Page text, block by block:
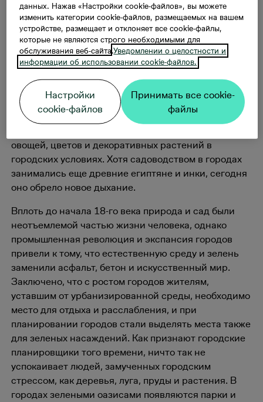
Может, пришло время попробовать самим
вырастить пряные травы и летние цветы на
балконе или подоконнике?
Современная тенденция – садоводство в городе
В последнее время все чаще обсуждают новое
веяние - городское садоводство, что, по сути,
овощей, цветов и декоративных растений в
городских условиях. Хотя садоводством в городах
занимались еще древние египтяне и инки, сегодня
оно обрело новое дыхание.
Вплоть до начала 18-го века природа и сад были
неотъемлемой частью жизни человека, однако
промышленная революция и экспансия городов
привели к тому, что естественную среду и зелень
заменили асфальт, бетон и искусственный мир.
Заключено, что с ростом городов жителям,
уставшим от урбанизированной среды, необходимо
место для отдыха и расслабления, и при
планировании городов стали выделять места также
для зеленых насаждений. Как признают городские
планировщики того времени, ничто так не
успокаивает людей, замученных городским
стрессом, как деревья, луга, пруды и растения. В
городах зелеными оазисами появляются парки и
данных. Нажав «Настройки cookie-файлов», вы можете
изменить категории cookie-файлов, размещаемых на вашем
устройстве, размещает и отклоняет все cookie-файлы,
которые не являются строго необходимыми для
обслуживания веб-сайта.Уведомлении о целостности и
информации об использовании cookie-файлов.
Настройки
cookie-файлов
Принимать все cookie-
файлы